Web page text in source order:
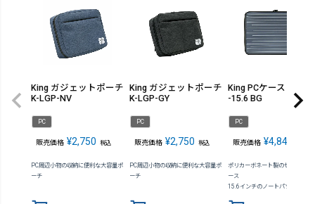
King ガジェットポーチ
K-LGP-NV
PC
販売価格 ¥2,750 税込
PC周辺小物の収納に便利な大容量ポ
ーチ
King ガジェットポーチ
K-LGP-GY
PC
販売価格 ¥2,750 税込
PC周辺小物の収納に便利な大容量ポ
ーチ
King PCケース K-
-15.6 BG
PC
販売価格 ¥4,840
ポリカーボネート製のセミハード
ース
15.6インチのノートパソコンに対